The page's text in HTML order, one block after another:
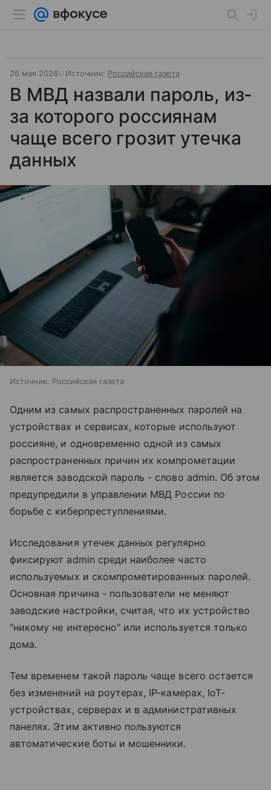
26 мая 2026 Источник: Российская газета
В МВД назвали пароль, из-
за которого россиянам
чаще всего грозит утечка
данных
Источник: Российская газета
Одним из самых распространенных паролей на
устройствах и сервисах, которые используют
россияне, и одновременно одной из самых
распространенных причин их компрометации
является заводской пароль - слово admin. Об этом
предупредили в управлении МВД России по
борьбе с киберпреступлениями.
Исследования утечек данных регулярно
фиксируют admin среди наиболее часто
используемых и скомпрометированных паролей.
Основная причина - пользователи не меняют
заводские настройки, считая, что их устройство
"никому не интересно" или используется только
дома.
Тем временем такой пароль чаще всего остается
без изменений на роутерах, IP-камерах, IoT-
устройствах, серверах и в административных
панелях. Этим активно пользуются
автоматические боты и мошенники.